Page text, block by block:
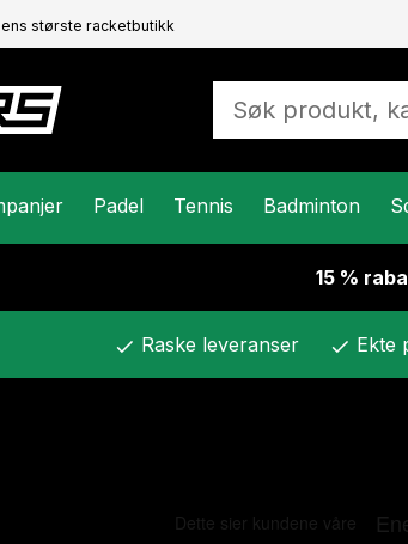
største racketbutikk
Padel Tennis Badminton
15 %
check Raske leveranser check Ekte